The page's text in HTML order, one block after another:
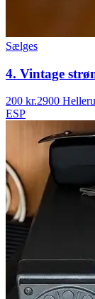
Sælges
4. Vintage
200 kr.2900
ESP